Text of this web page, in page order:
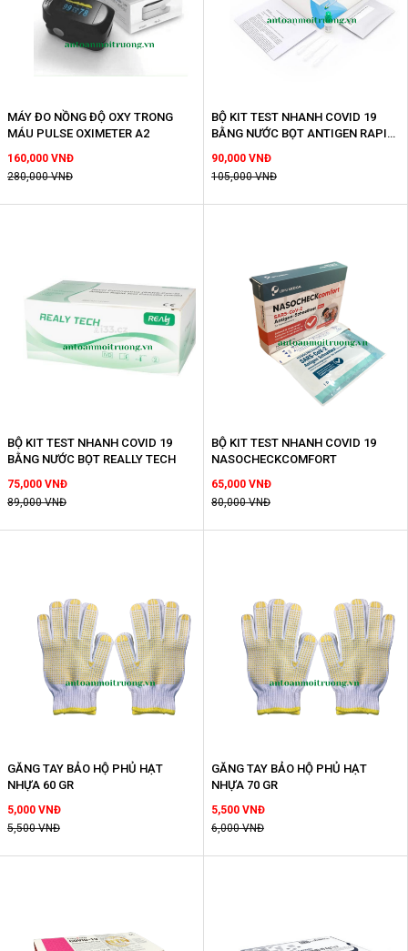
MÁY ĐO NỒNG ĐỘ OXY TRONG
MÁU PULSE OXIMETER A2
160,000 VNĐ
280,000 VNĐ
BỘ KIT TEST NHANH COVID 19
BẰNG NƯỚC BỌT ANTIGEN RAPID
90,000 VNĐ
105,000 VNĐ
BỘ KIT TEST NHANH COVID 19
BẰNG NƯỚC BỌT REALLY TECH
75,000 VNĐ
89,000 VNĐ
BỘ KIT TEST NHANH COVID 19
NASOCHECKCOMFORT
65,000 VNĐ
80,000 VNĐ
GĂNG TAY BẢO HỘ PHỦ HẠT
NHỰA 60 GR
5,000 VNĐ
5,500 VNĐ
GĂNG TAY BẢO HỘ PHỦ HẠT
NHỰA 70 GR
5,500 VNĐ
6,000 VNĐ